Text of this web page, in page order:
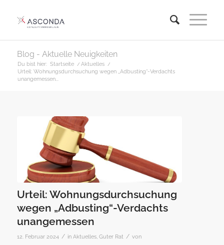
Blog - Aktuelle Neuigkeiten
Du bist hier: Startseite / Aktuelles /
Urteil: Wohnungsdurchsuchung wegen „Adbusting“-Verdachts
unangemessen...
Urteil: Wohnungsdurchsuchung
wegen „Adbusting“-Verdachts
unangemessen
12. Februar 2024 / in Aktuelles, Guter Rat / von